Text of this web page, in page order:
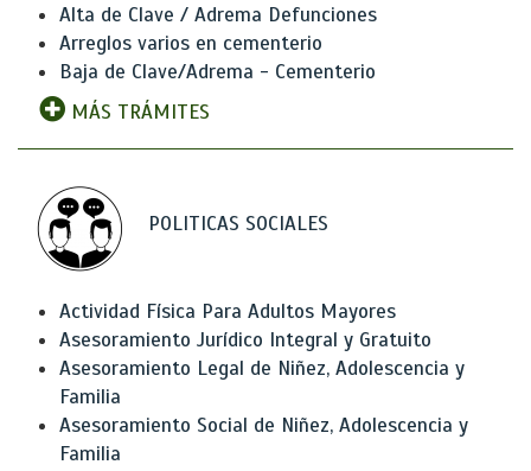
Alta de Clave / Adrema Defunciones
Arreglos varios en cementerio
Baja de Clave/Adrema - Cementerio
MÁS TRÁMITES
POLITICAS SOCIALES
Actividad Física Para Adultos Mayores
Asesoramiento Jurídico Integral y Gratuito
Asesoramiento Legal de Niñez, Adolescencia y
Familia
Asesoramiento Social de Niñez, Adolescencia y
Familia